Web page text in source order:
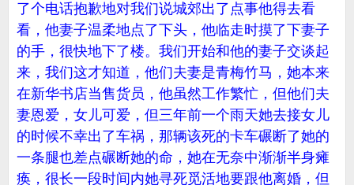
了个电话抱歉地对我们说城郊出了点事他得去看
看，他妻子温柔地点了下头，他临走时摸了下妻子
的手，很快地下了楼。我们开始和他的妻子交谈起
来，我们这才知道，他们夫妻是青梅竹马，她本来
在新华书店当售货员，他虽然工作繁忙，但他们夫
妻恩爱，女儿可爱，但三年前一个雨天她去接女儿
的时候不幸出了车祸，那辆该死的卡车碾断了她的
一条腿也差点碾断她的命，她在无奈中渐渐半身瘫
痪，很长一段时间内她寻死觅活地要跟他离婚，但